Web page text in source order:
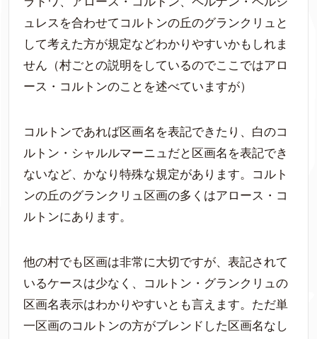
ュレスを合わせてコルトンの丘のグランクリュと
して考えた方が規定などわかりやすいかもしれま
せん（村ごとの説明をしているのでここではアロ
ース・コルトンのことを述べていますが）
コルトンであれば区画名を表記できたり、白のコ
ルトン・シャルルマーニュだと区画名を表記でき
ないなど、かなり特殊な規定があります。コルト
ンの丘のグランクリュ区画の多くはアロース・コ
ルトンにあります。
他の村でも区画は非常に大切ですが、表記されて
いるケースは少なく、コルトン・グランクリュの
区画名表示はわかりやすいとも言えます。ただ単
一区画のコルトンの方がブレンドした区画名なし